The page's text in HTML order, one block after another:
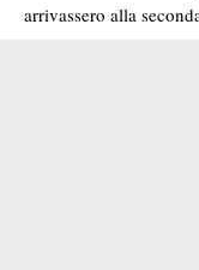
arrivassero alla